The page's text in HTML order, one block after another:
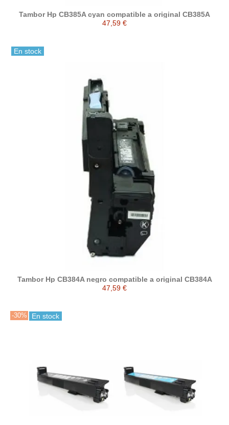
Tambor Hp CB385A cyan compatible a original CB385A
47,59 €
En stock
Tambor Hp CB384A negro compatible a original CB384A
47,59 €
-30% En stock